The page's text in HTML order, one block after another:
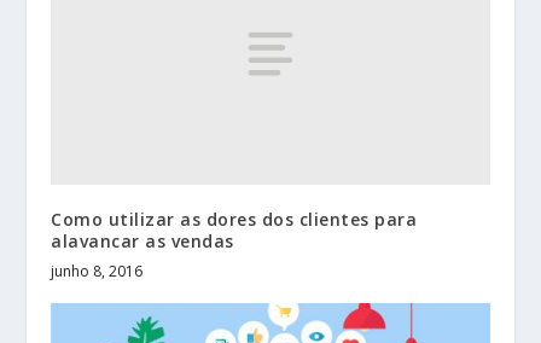
Como utilizar as dores dos clientes para
alavancar as vendas
junho 8, 2016